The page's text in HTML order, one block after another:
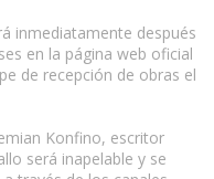
inmediatamente después
en la página web oficial
de recepción de obras el
Konfino, escritor
será inapelable y se